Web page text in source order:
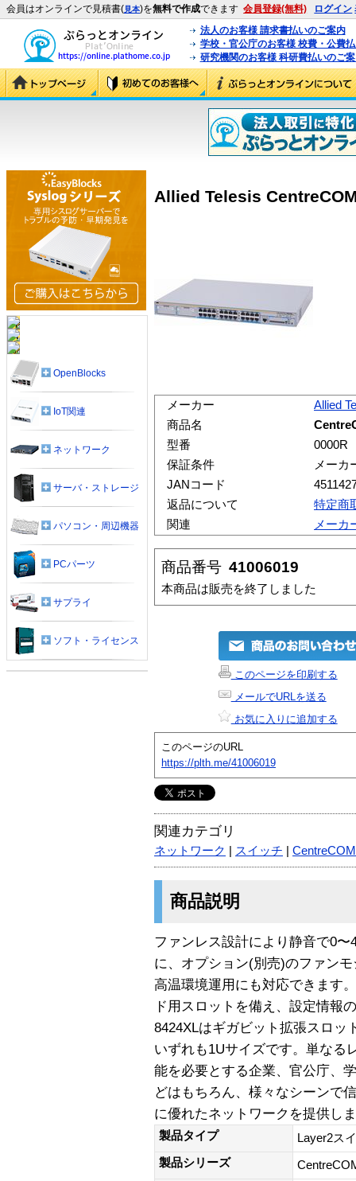
会員はオンラインで見積書(見本)を無料で作成できます 会員登録(無料) ログイン
法人のお客様 請求書払いのご案内
学校・官公庁のお客様 校費・公費
研究機関のお客様 科研費払いのご
Allied Telesis
メーカー
Allied
商品名
型番
0000R
保証条件
メーカ
JANコード
返品について
特定商
関連
メーカ
商品番号 41006019
本商品は販売を終了しました
このページを印刷する
メールでURLを送る
お気に入りに追加する
このページのURL
https://plth.me/41006019
関連カテゴリ
ネットワーク スイッチ CentreCOM
商品説明
ファンレス設計により静音で0
に、オプション(別売)のファン
高温環境運用にも対応できます
ド用スロットを備え、設定情報
8424XLはギガビット拡張スロッ
いずれも1Uサイズです。単なる
能を必要とする企業、官公庁、
どはもちろん、様々なシーンで
に優れたネットワークを提供し
製品タイプ
Layer2ス
製品シリーズ
OpenBlocks
IoT関連
ネットワーク
サーバ・ストレージ
パソコン・周辺機器
PCパーツ
サプライ
ソフト・ライセンス